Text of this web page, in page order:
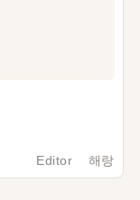
Editor 해랑